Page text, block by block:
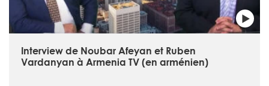
Interview de Noubar Afeyan et Ruben
Vardanyan à Armenia TV (en arménien)